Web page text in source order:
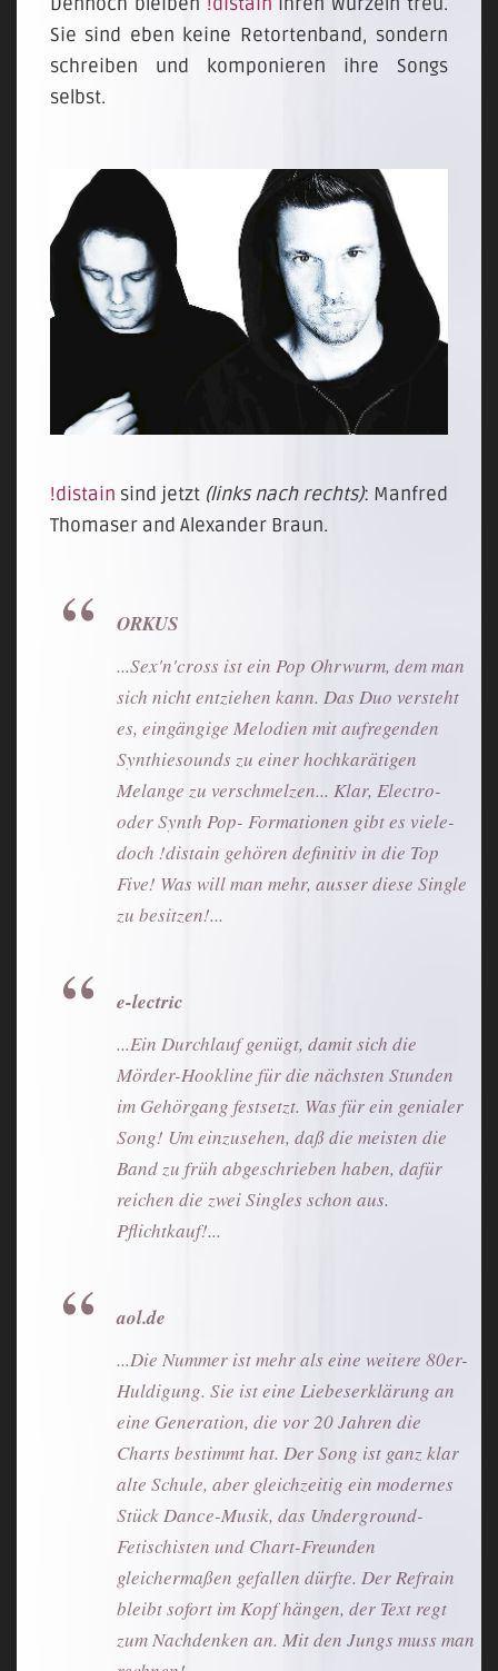
Sie sind eben keine Retortenband, sondern
schreiben und komponieren ihre Songs
selbst.
!distain sind jetzt (links nach rechts): Manfred
Thomaser and Alexander Braun.
ORKUS
...Sex'n'cross ist ein Pop Ohrwurm, dem man
sich nicht entziehen kann. Das Duo versteht
es, eingängige Melodien mit aufregenden
Synthiesounds zu einer hochkarätigen
Melange zu verschmelzen... Klar, Electro-
oder Synth Pop- Formationen gibt es viele-
doch !distain gehören definitiv in die Top
Five! Was will man mehr, ausser diese Single
zu besitzen!...
e-lectric
...Ein Durchlauf genügt, damit sich die
Mörder-Hookline für die nächsten Stunden
im Gehörgang festsetzt. Was für ein genialer
Song! Um einzusehen, daß die meisten die
Band zu früh abgeschrieben haben, dafür
reichen die zwei Singles schon aus.
Pflichtkauf!...
aol.de
...Die Nummer ist mehr als eine weitere 80er-
Huldigung. Sie ist eine Liebeserklärung an
eine Generation, die vor 20 Jahren die
Charts bestimmt hat. Der Song ist ganz klar
alte Schule, aber gleichzeitig ein modernes
Stück Dance-Musik, das Underground-
Fetischisten und Chart-Freunden
gleichermaßen gefallen dürfte. Der Refrain
bleibt sofort im Kopf hängen, der Text regt
zum Nachdenken an. Mit den Jungs muss man